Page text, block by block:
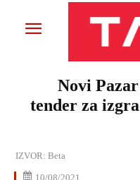
Novi
tender za
IZVOR: Beta
10/08/2021